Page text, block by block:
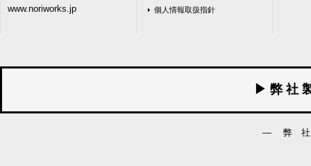
www.noriworks.jp 個人情報取扱指針
▶ 弊 社
― 弊